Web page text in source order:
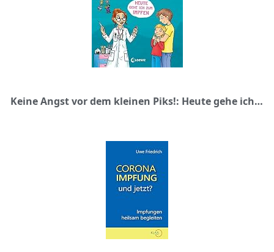
Keine Angst vor dem kleinen Piks!: Heute gehe ich zum Impfen - Bilderbuch über Arztbesuch und Kinderimpfung